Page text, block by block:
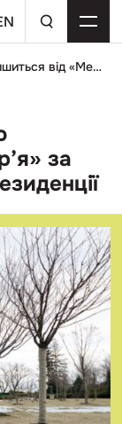
«Ми можемо піти, але що залишиться від «Межигір’я» за два дні?» — комендант резиденції
за